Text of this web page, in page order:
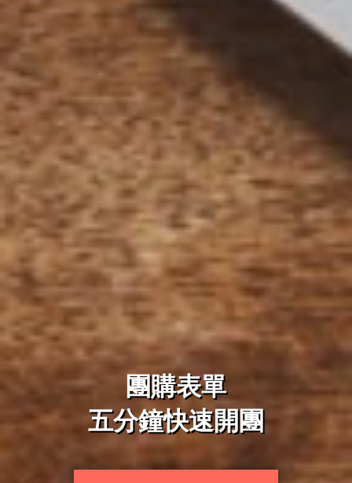
團購表單
五分鐘快速開團